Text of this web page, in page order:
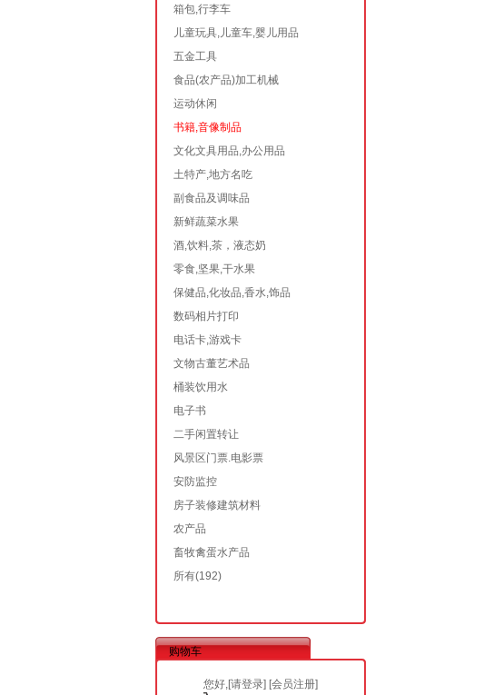
箱包,行李车
儿童玩具,儿童车,婴儿用品
五金工具
食品(农产品)加工机械
运动休闲
书籍,音像制品
文化文具用品,办公用品
土特产,地方名吃
副食品及调味品
新鲜蔬菜水果
酒,饮料,茶，液态奶
零食,坚果,干水果
保健品,化妆品,香水,饰品
数码相片打印
电话卡,游戏卡
文物古董艺术品
桶装饮用水
电子书
二手闲置转让
风景区门票.电影票
安防监控
房子装修建筑材料
农产品
畜牧禽蛋水产品
所有(192)
购物车
您好,[请登录] [会员注册]